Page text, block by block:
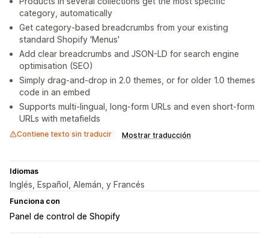
category, automatically
Get category-based breadcrumbs from your existing
standard Shopify 'Menus'
Add clear breadcrumbs and JSON-LD for search engine
optimisation (SEO)
Simply drag-and-drop in 2.0 themes, or for older 1.0 themes
code in an embed
Supports multi-lingual, long-form URLs and even short-form
URLs with metafields
Contiene texto sin traducir Mostrar traducción
Idiomas
Inglés, Español, Alemán, y Francés
Funciona con
Panel de control de Shopify